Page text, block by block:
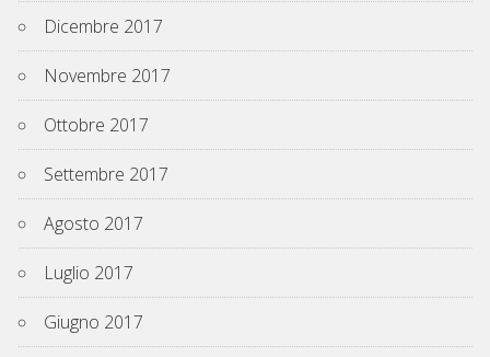
Dicembre 2017
Novembre 2017
Ottobre 2017
Settembre 2017
Agosto 2017
Luglio 2017
Giugno 2017